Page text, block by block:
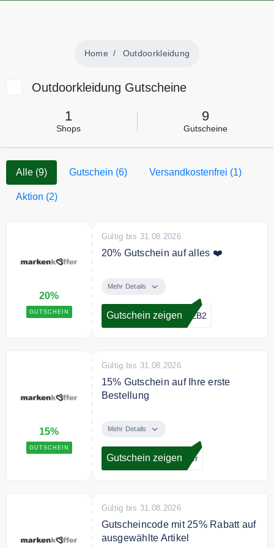
Home Outdoorkleidung
Outdoorkleidung Gutscheine
1
Shops
9
Gutscheine
Alle (9) Gutschein (6) Versandkostenfrei (1)
Aktion (2)
20%
GUTSCHEIN
Gültig bis 31.08.2026
20% Gutschein auf alles ❤️
20% auf nicht reduzierte Artikel
Mehr Details
Gutschein zeigen FEB2
15%
GUTSCHEIN
Gültig bis 31.08.2026
15% Gutschein auf Ihre erste
Bestellung
Markenkoffer Newsletter an und
sichern Sie sich 15% Rabatt auf
Ihre Bestellung.
Mehr Details
Gutschein zeigen ffer
Gültig bis 31.08.2026
Gutscheincode mit 25% Rabatt auf
ausgewählte Artikel